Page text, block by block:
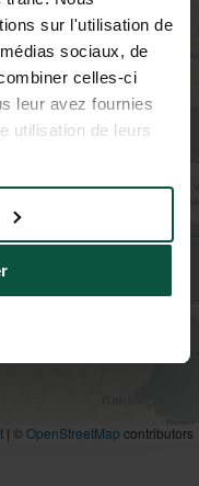
sur l'utilisation de
sociaux, de
celles-ci
leur avez fournies
utilisation de leurs
| ©OpenStreetMap contributors